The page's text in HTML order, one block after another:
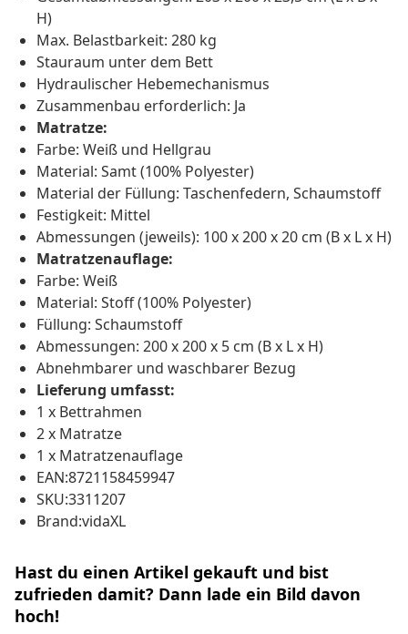
H)
Max. Belastbarkeit: 280 kg
Stauraum unter dem Bett
Hydraulischer Hebemechanismus
Zusammenbau erforderlich: Ja
Matratze:
Farbe: Weiß und Hellgrau
Material: Samt (100% Polyester)
Material der Füllung: Taschenfedern, Schaumstoff
Festigkeit: Mittel
Abmessungen (jeweils): 100 x 200 x 20 cm (B x L x H)
Matratzenauflage:
Farbe: Weiß
Material: Stoff (100% Polyester)
Füllung: Schaumstoff
Abmessungen: 200 x 200 x 5 cm (B x L x H)
Abnehmbarer und waschbarer Bezug
Lieferung umfasst:
1 x Bettrahmen
2 x Matratze
1 x Matratzenauflage
EAN:8721158459947
SKU:3311207
Brand:vidaXL
Hast du einen Artikel gekauft und bist
zufrieden damit? Dann lade ein Bild davon
hoch!